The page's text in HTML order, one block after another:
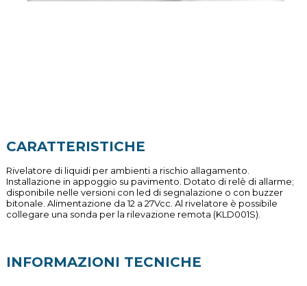
CARATTERISTICHE
Rivelatore di liquidi per ambienti a rischio allagamento.
Installazione in appoggio su pavimento. Dotato di relè di allarme;
disponibile nelle versioni con led di segnalazione o con buzzer
bitonale. Alimentazione da 12 a 27Vcc. Al rivelatore è possibile
collegare una sonda per la rilevazione remota (KLD001S).
INFORMAZIONI TECNICHE